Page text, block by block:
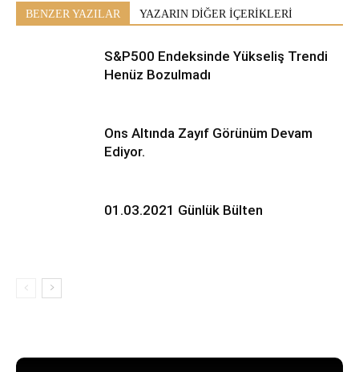
BENZER YAZILAR YAZARIN DİĞER İÇERİKLERİ
S&P500 Endeksinde Yükseliş Trendi
Henüz Bozulmadı
Ons Altında Zayıf Görünüm Devam
Ediyor.
01.03.2021 Günlük Bülten